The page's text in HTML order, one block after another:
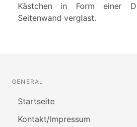
Kästchen in Form einer
Seitenwand verglast.
GENERAL
Startseite
Kontakt/Impressum